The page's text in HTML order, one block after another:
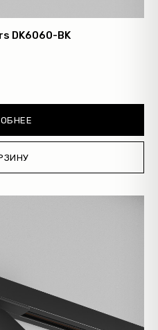
DK6060-BK